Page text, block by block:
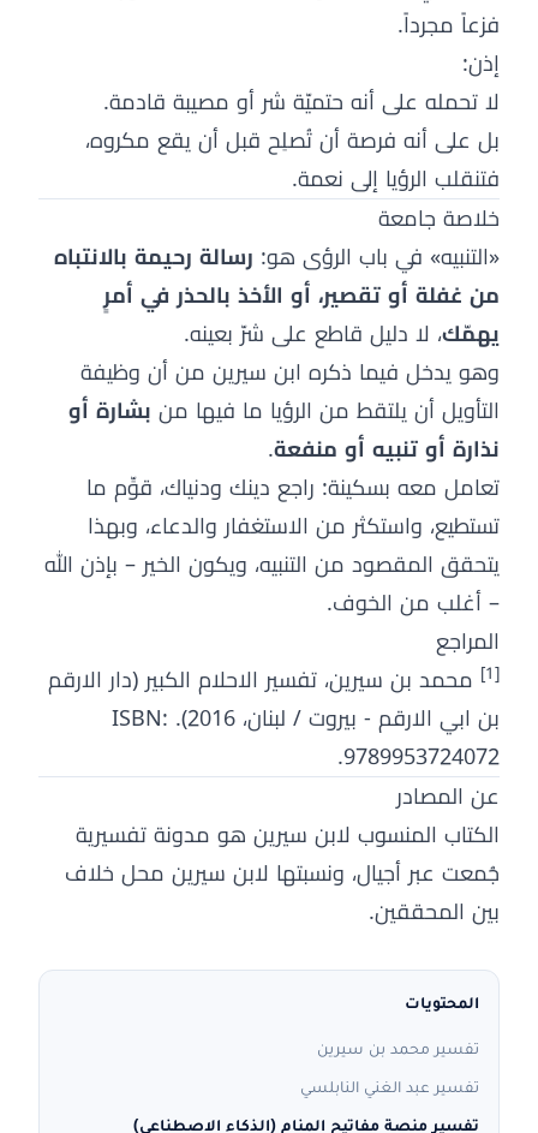
فزعاً مجرداً.
إذن:
لا تحمله على أنه حتميّة شر أو مصيبة قادمة.
بل على أنه فرصة أن تُصلِح قبل أن يقع مكروه،
فتنقلب الرؤيا إلى نعمة.
خلاصة جامعة
«التنبيه» في باب الرؤى هو: رسالة رحيمة بالانتباه
من غفلة أو تقصير، أو الأخذ بالحذر في أمرٍ
يهمّك، لا دليل قاطع على شرّ بعينه.
وهو يدخل فيما ذكره ابن سيرين من أن وظيفة
التأويل أن يلتقط من الرؤيا ما فيها من بشارة أو
نذارة أو تنبيه أو منفعة.
تعامل معه بسكينة: راجع دينك ودنياك، قوِّم ما
تستطيع، واستكثر من الاستغفار والدعاء، وبهذا
يتحقق المقصود من التنبيه، ويكون الخير – بإذن الله
– أغلب من الخوف.
المراجع
[1]
محمد بن سيرين، تفسير الاحلام الكبير (دار الارقم
بن ابي الارقم - بيروت / لبنان، 2016). ISBN:
9789953724072.
عن المصادر
الكتاب المنسوب لابن سيرين هو مدونة تفسيرية
جُمعت عبر أجيال، ونسبتها لابن سيرين محل خلاف
بين المحققين.
المحتويات
تفسير محمد بن سيرين
تفسير عبد الغني النابلسي
تفسير منصة مفاتيح المنام (الذكاء الاصطناعي)